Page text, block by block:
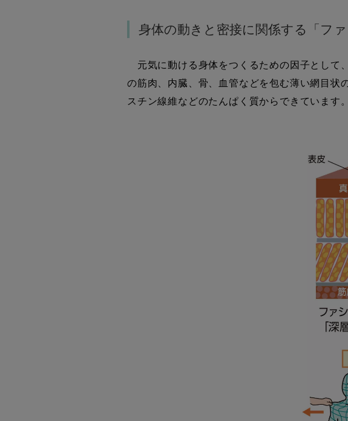
身体の動きと密接に関係する「ファ
元気に動ける身体をつくるための因子として
の筋肉、内臓、骨、血管などを包む薄い網目状
スチン線維などのたんぱく質からできています。